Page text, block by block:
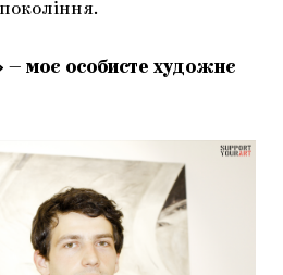
— моє особисте художнє